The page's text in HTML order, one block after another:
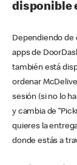
disponible
Dependiendo de
apps de
también está
ordenar
sesión (si no lo
y cambia de
quieres la
donde estás a